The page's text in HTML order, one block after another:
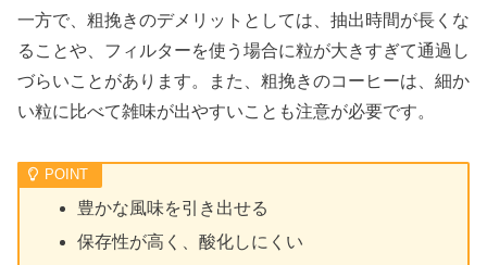
一方で、粗挽きのデメリットとしては、抽出時間が長くな
ることや、フィルターを使う場合に粒が大きすぎて通過し
づらいことがあります。また、粗挽きのコーヒーは、細か
い粒に比べて雑味が出やすいことも注意が必要です。
豊かな風味を引き出せる
保存性が高く、酸化しにくい